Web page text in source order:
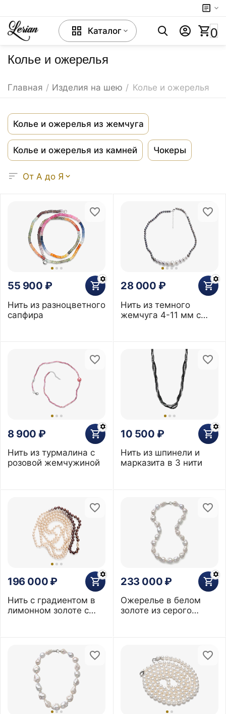
Каталог 0
Колье и ожерелья
Главная / Изделия на шею / Колье и ожерелья
Колье и ожерелья из жемчуга
Колье и ожерелья из камней Чокеры
От А до Я
55 900 ₽
Нить из разноцветного
сапфира
28 000 ₽
Нить из темного
жемчуга 4-11 мм с
8 900 ₽
Нить из турмалина с
розовой жемчужиной
10 500 ₽
Нить из шпинели и
марказита в 3 нити
196 000 ₽
Нить с градиентом в
лимонном золоте с
233 000 ₽
Ожерелье в белом
золоте из серого